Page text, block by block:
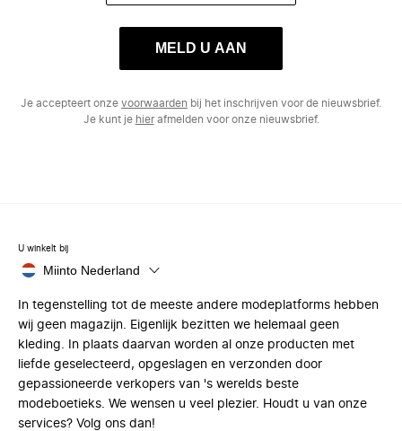
MELD U AAN
Je accepteert onze voorwaarden bij het inschrijven voor de nieuwsbrief.
Je kunt je hierafmelden voor onze nieuwsbrief.
U winkelt bij
Miinto Nederland
In tegenstelling tot de meeste andere modeplatforms hebben
wij geen magazijn. Eigenlijk bezitten we helemaal geen
kleding. In plaats daarvan worden al onze producten met
liefde geselecteerd, opgeslagen en verzonden door
gepassioneerde verkopers van 's werelds beste
modeboetieks. We wensen u veel plezier. Houdt u van onze
services? Volg ons dan!